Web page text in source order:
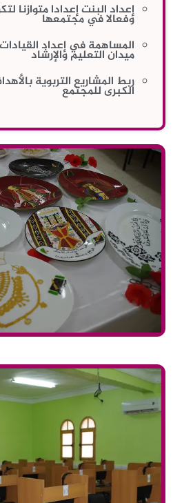
إعداد البنت إعدادا متوازنا
وفعالا في مجتمعها
المساهمة في إعداد
ميدان التعليم والإرشاد
ربط المشاريع التربوية
الكبرى للمجتمع